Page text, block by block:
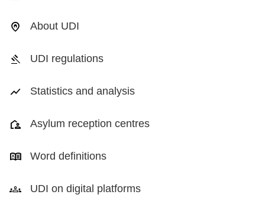
About UDI
UDI regulations
Statistics and analysis
Asylum reception centres
Word definitions
UDI on digital platforms